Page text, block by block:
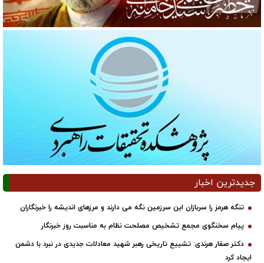
جدیدترین اخبار
تنگه هرمز را سربازان این سرزمین نگه می دارند و مرزهای اندیشه را خبرنگاران
پیام سخنگوی مجمع تشخیص مصلحت نظام به مناسبت روز خبرنگار
دکتر صفار هرندی: تشییع تاریخی رهبر شهید معادلات جدیدی در نبرد با دشمن
ایجاد کرد